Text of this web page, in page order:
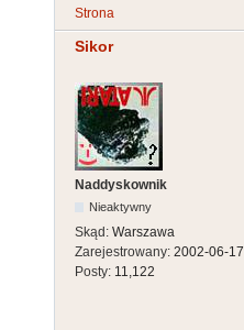
Strona
Sikor
Naddyskownik
Nieaktywny
Skąd: Warszawa
Zarejestrowany: 2002-06-17
Posty: 11,122